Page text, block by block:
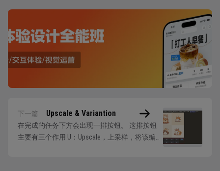
下一篇 Upscale & Variantion
在完成的任务下方会出现一排按钮。 这排按钮
主要有三个作用 U：Upscale，上采样，将该编号